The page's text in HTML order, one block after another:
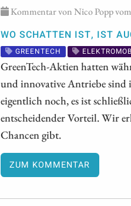
Kommentar von Nico Popp
WO SCHATTEN IST, IST
GREENTECH
GreenTech-Aktien hatten
und innovative Antriebe sind
eigentlich noch, es ist
entscheidender Vorteil. Wir
Chancen gibt.
ZUM KOMMENTAR